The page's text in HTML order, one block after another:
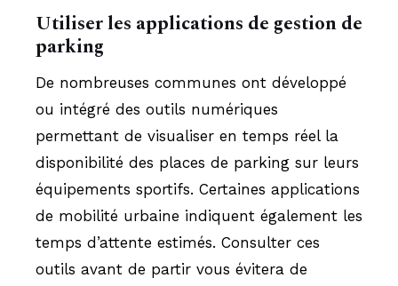
Utiliser les applications de gestion de
parking
De nombreuses communes ont développé
ou intégré des outils numériques
permettant de visualiser en temps réel la
disponibilité des places de parking sur leurs
équipements sportifs. Certaines applications
de mobilité urbaine indiquent également les
temps d’attente estimés. Consulter ces
outils avant de partir vous évitera de